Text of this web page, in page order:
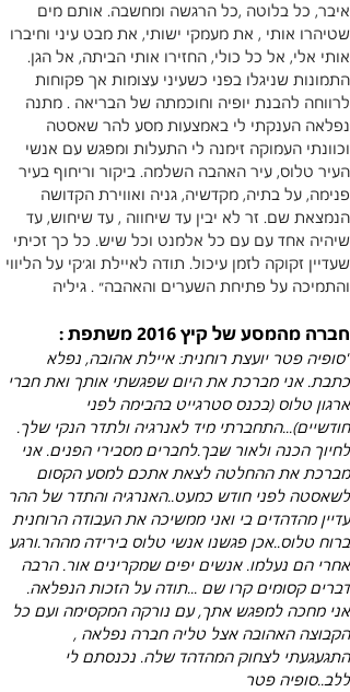
איבר, כל בלוטה ,כל הרגשה ומחשבה. אותם מים
שטיהרו אותי , את מעמקי ישותי, את מבט עיני וחיברו
אותי אלי, אל כל כולי, החזירו אותי הביתה, אל הגן.
התמונות שניגלו בפני כשעיני עצומות אך פקוחות
לרווחה להבנת יופיה וחוכמתה של הבריאה . מתנה
נפלאה הענקתי לי באמצעות מסע להר שאסטה
וכוונתי העמוקה זימנה לי התעלות ומפגש עם אנשי
העיר טלוס, עיר האהבה השלמה. ביקור וריחוף בעיר
פנימה, על בתיה, מקדשיה, גניה ואווירת הקדושה
הנמצאת שם. זר לא יבין עד שיחווה , עד שיחוש, עד
שיהיה אחד עם עם כל אלמנט וכל שיש. כל כך זכיתי
שעדיין זקוקה לזמן עיכול. תודה לאיילת וג׳קי על הליווי
והתמיכה על פתיחת השערים והאהבה״ . גיליה
חברה מהמסע של קיץ 2016 משתפת :
"סופיה פטר יועצת רוחנית: איילת אהובה, נפלא
כתבת. אני מברכת את היום שפגשתי אותך ואת חברי
ארגון טלוס (בכנס סטרגייט בהבימה לפני
חודשיים)...התחברתי מיד לאנרגיה ולתדר הנקי שלך.
לחיוך הכנה ולאור שבך.לחברים מסבירי הפנים. אני
מברכת את ההחלטה לצאת אתכם למסע הקסום
לשאסטה לפני חודש כמעט..האנרגיה והתדר של ההר
עדיין מהדהדים בי ואני ממשיכה את העבודה הרוחנית
ברוח טלוס..אכן פגשנו אנשי טלוס בירידה מההר.ורגע
אחרי הם נעלמו. אנשים יפים שמקרינים אור. הרבה
דברים קסומים קרו שם ...תודה על הזכות הנפלאה.
אני מחכה למפגש אתך, עם נורקה המקסימה ועם כל
הקבוצה האהובה אצל טליה חברה נפלאה ,
התגעגעתי לצחוק המהדהד שלה. נכנסתם לי
ללב..סופיה פטר